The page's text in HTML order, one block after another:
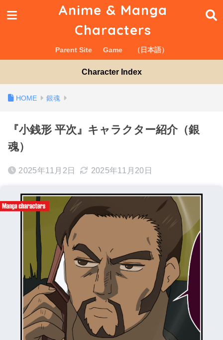
Anime & Manga
Characters
Parent Site Game （日本語）
Character Index
銀魂
『小銭形 平次』キャラクター紹介（銀
魂）
2025年11月2日 2025年11月20日